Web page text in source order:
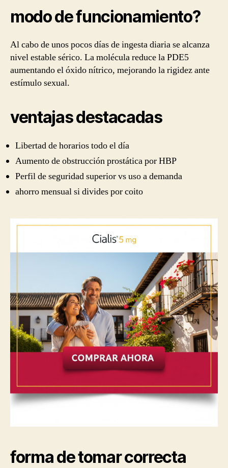
modo de funcionamiento?
Al cabo de unos pocos días de ingesta diaria se alcanza
nivel estable sérico. La molécula reduce la PDE5
aumentando el óxido nítrico, mejorando la rigidez ante
estímulo sexual.
ventajas destacadas
Libertad de horarios todo el día
Aumento de obstrucción prostática por HBP
Perfil de seguridad superior vs uso a demanda
ahorro mensual si divides por coito
forma de tomar correcta